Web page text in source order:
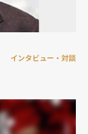
インタビュー・対談